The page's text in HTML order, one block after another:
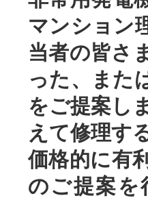
マンション
当者の皆さ
った、また
をご提案し
えて修理す
価格的に有
のご提案を